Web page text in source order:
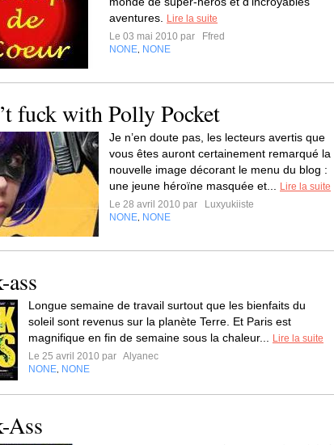
aventures.
Lire la suite
Le 03 mai 2010 par
Ffred
NONE NONE
fuck with Polly Pocket
Je n’en doute pas, les lecteurs avertis que
vous êtes auront certainement remarqué la
nouvelle image décorant le menu du blog :
une jeune héroïne masquée et...
Lire la suite
Le 28 avril 2010 par
Luxyukiiste
NONE NONE
Longue semaine de travail surtout que les bienfaits du
soleil sont revenus sur la planète Terre. Et Paris est
magnifique en fin de semaine sous la chaleur...
Lire la suite
Le 25 avril 2010 par Alyanec
NONE NONE
Ass